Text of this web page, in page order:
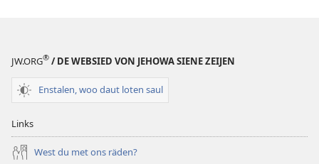
JW.ORG® / DE WEBSIED VON JEHOWA SIENE ZEIJEN
Enstalen, woo daut loten saul
Links
West du met ons räden?